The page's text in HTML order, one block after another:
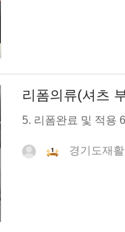
리폼의류(셔츠
5. 리폼완료 및 적용
경기도재